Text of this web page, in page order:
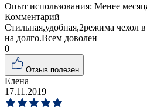
Опыт использования: Менее
Комментарий
Стильная,удобная,2режима чехол
на долго.Всем доволен
0
Отзыв полезен
Елена
17.11.2019